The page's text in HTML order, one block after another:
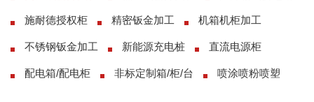
施耐德授权柜 精密钣金加工 机箱机柜加工
不锈钢钣金加工 新能源充电桩 直流电源柜
配电箱/配电柜 非标定制箱/柜/台 喷涂喷粉喷塑